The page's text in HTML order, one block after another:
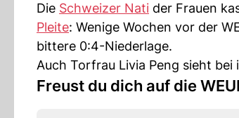
Die Schweizer Nati der Frauen
Pleite: Wenige Wochen vor der
bittere 0:4-Niederlage.
Auch Torfrau Livia Peng sieht
Freust du dich auf die